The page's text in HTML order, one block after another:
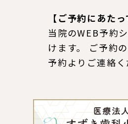
【ご予約にあた
当院のWEB予約
けます。 ご予約
予約よりご連絡く